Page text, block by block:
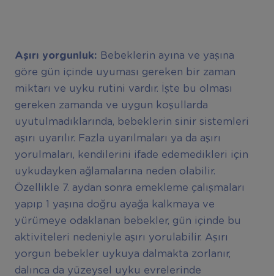
Aşırı yorgunluk: Bebeklerin ayına ve yaşına
göre gün içinde uyuması gereken bir zaman
miktarı ve uyku rutini vardır. İşte bu olması
gereken zamanda ve uygun koşullarda
uyutulmadıklarında, bebeklerin sinir sistemleri
aşırı uyarılır. Fazla uyarılmaları ya da aşırı
yorulmaları, kendilerini ifade edemedikleri için
uykudayken ağlamalarına neden olabilir.
Özellikle 7. aydan sonra emekleme çalışmaları
yapıp 1 yaşına doğru ayağa kalkmaya ve
yürümeye odaklanan bebekler, gün içinde bu
aktiviteleri nedeniyle aşırı yorulabilir. Aşırı
yorgun bebekler uykuya dalmakta zorlanır,
dalınca da yüzeysel uyku evrelerinde